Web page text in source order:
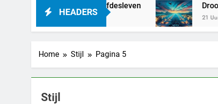
HEADERS
– alles over haar liefdesleven Droom je
21 Uur Geleden
Home Stijl Pagina 5
Stijl